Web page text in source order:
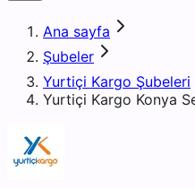
Ana sayfa
Şubeler
Yurtiçi Kargo Şubeleri
Yurtiçi Kargo Konya